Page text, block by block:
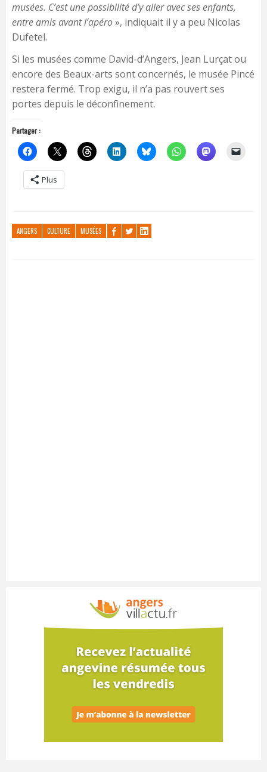
musées. C’est une possibilité d’y aller avec ses enfants,
entre amis avant l’apéro», indiquait il y a peu Nicolas
Dufetel.
Si les musées comme David-d’Angers, Jean Lurçat ou
encore des Beaux-arts sont concernés, le musée Pincé
restera fermé. Trop exigu, il n’a pas rouvert ses
portes depuis le déconfinement.
Partager :
Plus
ANGERS CULTURE MUSÉES